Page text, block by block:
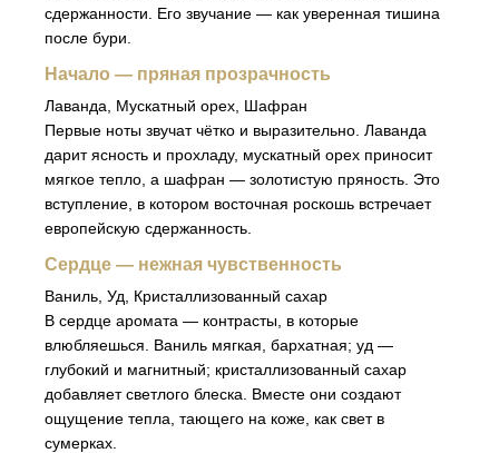
сдержанности. Его звучание — как уверенная тишина
после бури.
Начало — пряная прозрачность
Лаванда, Мускатный орех, Шафран
Первые ноты звучат чётко и выразительно. Лаванда
дарит ясность и прохладу, мускатный орех приносит
мягкое тепло, а шафран — золотистую пряность. Это
вступление, в котором восточная роскошь встречает
европейскую сдержанность.
Сердце — нежная чувственность
Ваниль, Уд, Кристаллизованный сахар
В сердце аромата — контрасты, в которые
влюбляешься. Ваниль мягкая, бархатная; уд —
глубокий и магнитный; кристаллизованный сахар
добавляет светлого блеска. Вместе они создают
ощущение тепла, тающего на коже, как свет в
сумерках.